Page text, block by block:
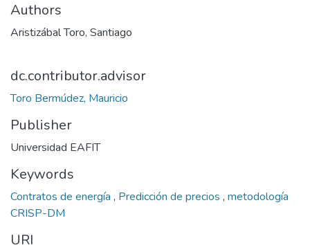
Authors
Aristizábal Toro, Santiago
dc.contributor.advisor
Toro Bermúdez, Mauricio
Publisher
Universidad EAFIT
Keywords
Contratos de energía , Predicción de precios , metodología
CRISP-DM
URI